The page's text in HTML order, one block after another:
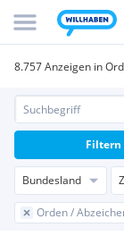
8.757 Anzeigen in
Bundesland
Orden /
Filtern